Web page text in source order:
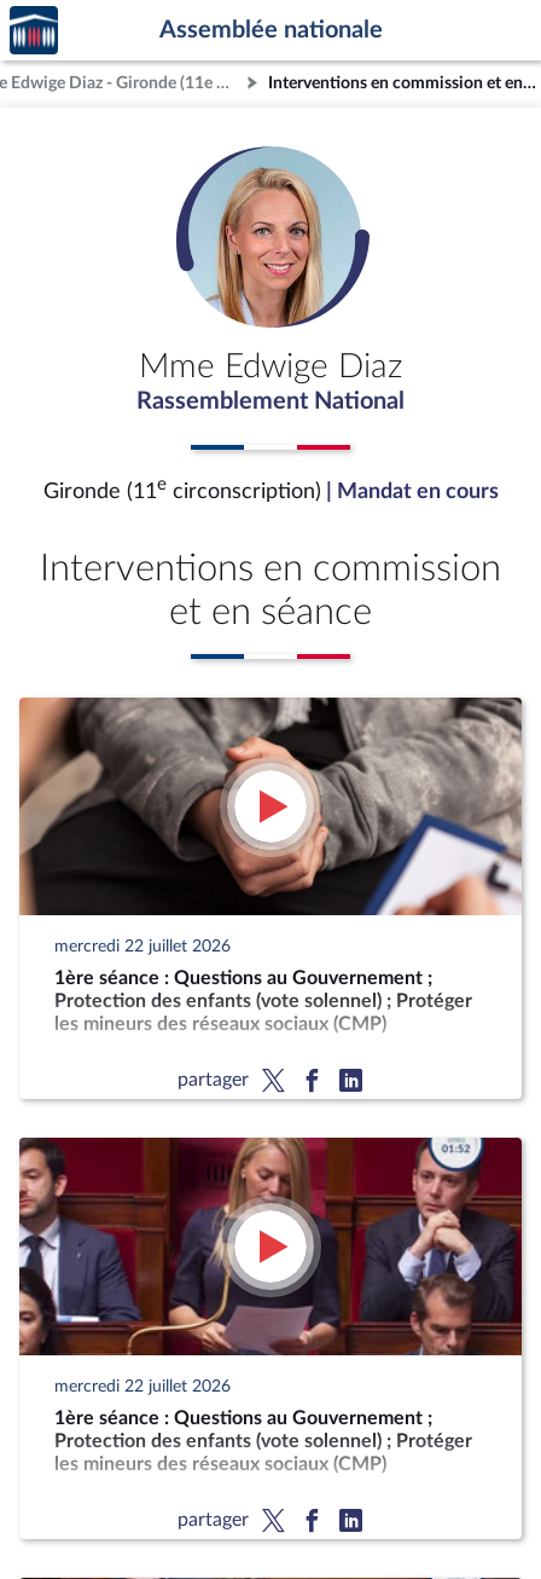
Aller au contenu
Aller en bas de la page
Accèder
à la
page
d'accueil
Assemblée nationale
Mme Edwige Diaz - Gironde (11e circonscription) Interventions en commission et en séance
Mme Edwige Diaz
Rassemblement National
Gironde (11ecirconscription) | Mandat en cours
Interventions en commission
et en séance
mercredi 22 juillet 2026
1ère séance : Questions au Gouvernement ;
Protection des enfants (vote solennel) ; Protéger
les mineurs des réseaux sociaux (CMP)
partager
mercredi 22 juillet 2026
1ère séance : Questions au Gouvernement ;
Protection des enfants (vote solennel) ; Protéger
les mineurs des réseaux sociaux (CMP)
partager